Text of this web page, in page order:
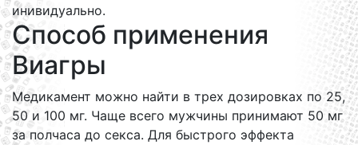
инивидуально.
Способ применения
Виагры
Медикамент можно найти в трех дозировках по 25,
50 и 100 мг. Чаще всего мужчины принимают 50 мг
за полчаса до секса. Для быстрого эффекта